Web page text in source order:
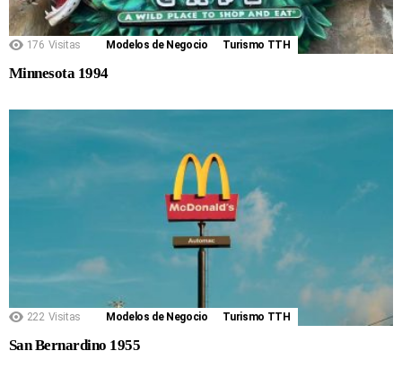
176 Visitas Modelos de Negocio Turismo TTH
Minnesota 1994
222 Visitas Modelos de Negocio Turismo TTH
San Bernardino 1955